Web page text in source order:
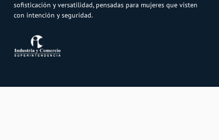
sofisticación y versatilidad, pensadas para mujeres que visten
con intención y seguridad.